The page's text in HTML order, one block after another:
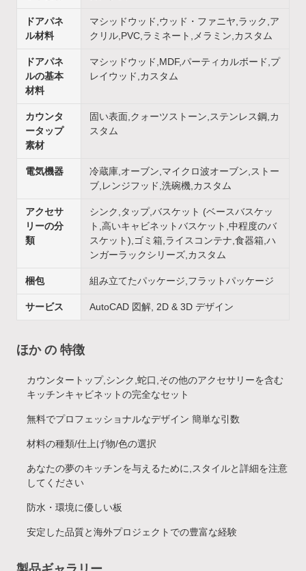
ドアパネ
ル材料
マシッドウッド,ウッド・ファニヤ,ラック,ア
クリル,PVC,ラミネート,メラミン,カスタム
ドアパネ
ルの基本
材料
マシッドウッド,MDF,パーティカルボード,プ
レイウッド,カスタム
カウンタ
ータップ
素材
固い表面,クォーツストーン,ステンレス鋼,カ
スタム
電気機器
冷蔵庫,オーブン,マイクロ波オーブン,ストー
ブ,レンジフッド,洗碗機,カスタム
アクセサ
リーの分
類
シンク,タップ,バスケット (ベースバスケッ
ト,高いキャビネットバスケット,中程度のバ
スケット),ゴミ箱,ライスコンテナ,食器箱,ハ
ンガーラックシリーズ,カスタム
梱包 組み立てたパッケージ,フラットパッケージ
サービス AutoCAD 図解, 2D & 3D デザイン
ほか の 特徴
カウンタートップ,シンク,蛇口,その他のアクセサリーを含む
キッチンキャビネットの完全なセット
無料でプロフェッショナルなデザイン 簡単な引数
材料の種類/仕上げ物/色の選択
あなたの夢のキッチンを与えるために,スタイルと詳細を注意
してください
防水・環境に優しい板
安定した品質と海外プロジェクトでの豊富な経験